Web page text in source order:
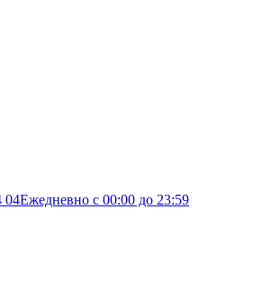
04Ежедневно с 00:00 до 23:59